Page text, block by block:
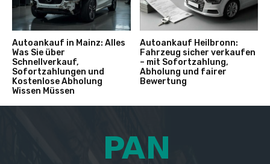
Autoankauf in Mainz: Alles
Was Sie über
Schnellverkauf,
Sofortzahlungen und
Kostenlose Abholung
Wissen Müssen
Autoankauf Heilbronn:
Fahrzeug sicher verkaufen
– mit Sofortzahlung,
Abholung und fairer
Bewertung